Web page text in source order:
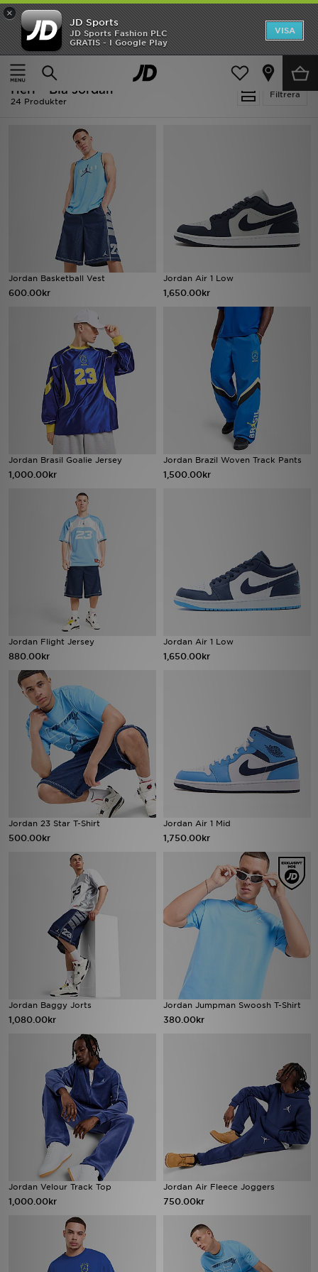
×
JD Sports
JD Sports Fashion PLC
GRATIS - I Google Play
VISA
Ny termin, ny stil Essentials för skolstarten
Hem
Herr
Filtrera
Herr - Blå Jordan
24 Produkter
Jordan Basketball Vest
600.00kr
Jordan Air 1 Low
1,650.00kr
Jordan Brasil Goalie Jersey
1,000.00kr
Jordan Brazil Woven Track Pants
1,500.00kr
Jordan Flight Jersey
880.00kr
Jordan Air 1 Low
1,650.00kr
Jordan 23 Star T-Shirt
500.00kr
Jordan Air 1 Mid
1,750.00kr
Jordan Baggy Jorts
1,080.00kr
Jordan Jumpman Swoosh T-Shirt
380.00kr
Jordan Velour Track Top
1,000.00kr
Jordan Air Fleece Joggers
750.00kr
Hem
Rea
Nyheter
Varumärken
Bästsäljare
Sport
Ladda ner appen
Mitt JD
Mina meddelanden
Kundservice
JD Blogg